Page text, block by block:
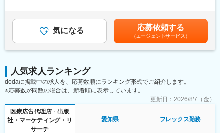
【弊社の特徴】
■ライター所属数は業界1位：
制作物・クオリティには定評があります。未経験から育て上げる
文化もある一方で、プロ集団として日々サービスクオリティの向
上に努めています。
■グループ会社（医療系出版社）の創刊数も業界1位：
グループ会社であるメディカルレビュー社は業界内でトップの自
社創刊数を誇っており、そのグループ会社である同社はその創刊
数の多さを支えています。
っていただきたいと考えています。
・HTMLメールや広告バナー・SNS画像などWEBマーケティング
に必要なデザイン
・学会で配るチラシやリーフレット・会員獲得のためのダイレク
■働き方
残業時間は10～20時間程とワークライフバランスを整えやすい環
残業手当＞有＜給与補足＞■上記「その他固定手当」：在宅勤務手
当賃金はあくまでも目安の金額であり、選考を通じて上下する可
能性があります。月給(月額)は固定手当を含めた表記です。
気になる 応募依頼する
（エージェントサービス）
人気求人ランキング
dodaに掲載中の求人を、応募数順にランキング形式でご紹介します。
※応募数が同数の場合は、新着順に表示しています。
更新日： 2026/8/7（金）
医療広告代理店・出版
社・マーケティング・リ
サーチ
愛知県 フレックス勤務